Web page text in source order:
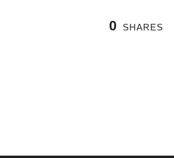
0 SHARES